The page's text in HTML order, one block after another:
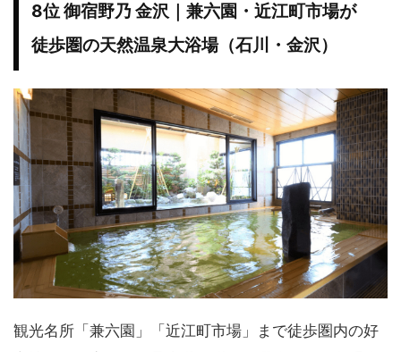
8位 御宿野乃 金沢｜兼六園・近江町市場が
徒歩圏の天然温泉大浴場（石川・金沢）
観光名所「兼六園」「近江町市場」まで徒歩圏内の好